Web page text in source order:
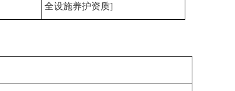
全设施养护资质]